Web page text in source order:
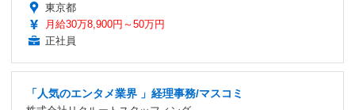
東京都
月給30万8,900円～50万円
正社員
「人気のエンタメ業界 」経理事務/マスコミ